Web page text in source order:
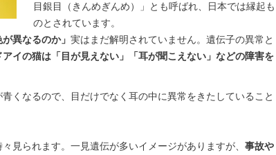
目銀目（きんめぎんめ）」とも呼ばれ、日本では縁起も
のとされています。
異なるのか」 実はまだ解明されていません。遺伝子の異常と
イの猫は「目が見えない」「耳が聞こえない」などの障害を
くなるので、目だけでなく耳の中に異常をきたしていること
見られます。一見遺伝が多いイメージがありますが、 事故や